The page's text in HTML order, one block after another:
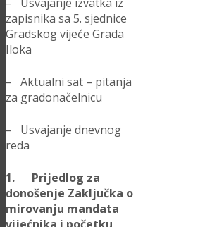
zapisnika sa 5. sjednice
Gradskog vijeće Grada
Iloka
– Aktualni sat – pitanja
za gradonačelnicu
– Usvajanje dnevnog
reda
1. Prijedlog za
donošenje Zaključka o
mirovanju mandata